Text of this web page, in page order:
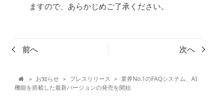
ますので、あらかじめご了承ください。
前へ 次へ
 > お知らせ > プレスリリース > 業界No.1のFAQシステム、AI
機能を搭載した最新バージョンの発売を開始